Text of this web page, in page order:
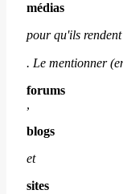
médias
pour qu'ils
. Le mentionner
forums
blogs
et
sites